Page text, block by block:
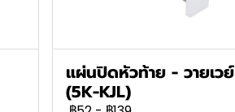
แผ่นปิดหัวท้าย - วายเวย์
(5K-KJL)